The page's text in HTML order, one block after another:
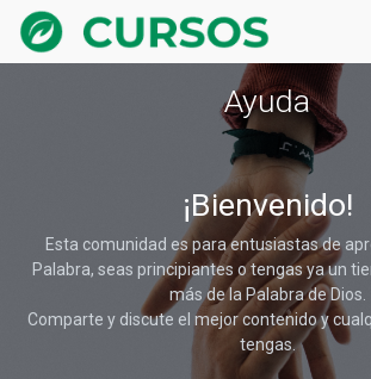
Ayuda
¡Bienvenido!
Esta comunidad es para entusiastas de
Palabra, seas principiantes o tengas ya un
más de la Palabra de Dios.
Comparte y discute el mejor contenido y
tengas.